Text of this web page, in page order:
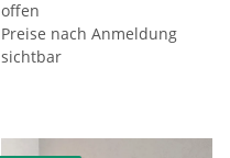
offen
Preise nach Anmeldung
sichtbar